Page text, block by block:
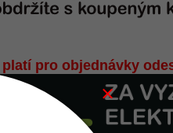
platí pro objednávky